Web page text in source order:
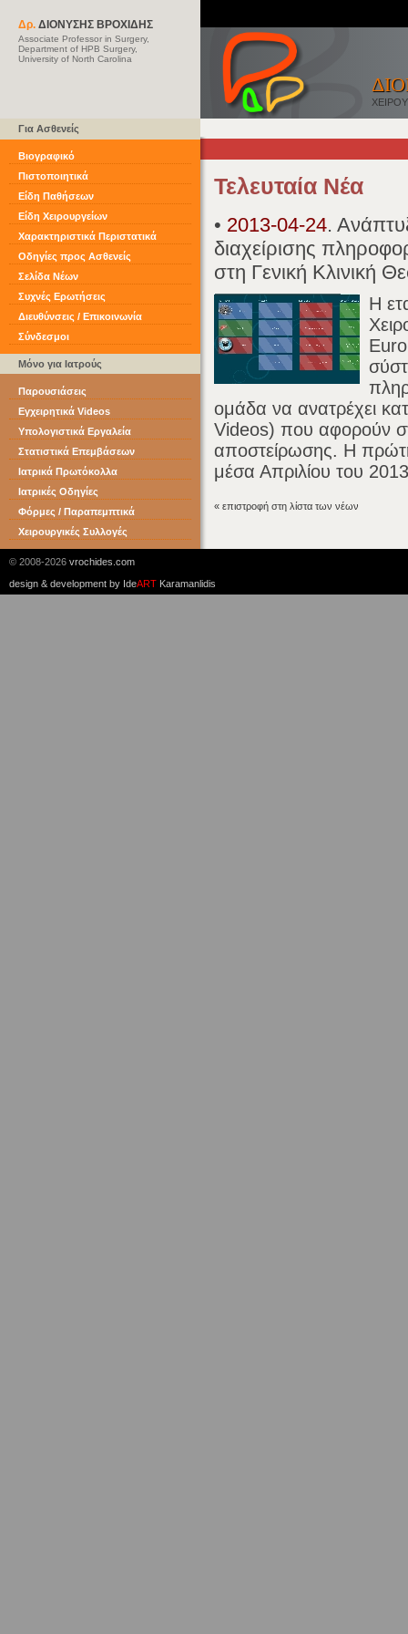
Τελευταία Νέα
• 2013-04-24.
διαχείρισης
στη Γενική Κλινική
Η
ομάδα να ανατρέχει
Videos) που αφορούν
αποστείρωσης. Η
μέσα Απριλίου του
« επιστροφή στη λίστα των νέων
Δρ. ΔΙΟΝΥΣΗΣ ΒΡΟΧΙΔΗΣ
Associate Professor in Surgery,
Department of HPB Surgery,
University of North Carolina
Για Ασθενείς
Βιογραφικό
Πιστοποιητικά
Είδη Παθήσεων
Είδη Χειρουργείων
Χαρακτηριστικά Περιστατικά
Οδηγίες προς Ασθενείς
Σελίδα Νέων
Συχνές Ερωτήσεις
Διευθύνσεις / Επικοινωνία
Σύνδεσμοι
Μόνο για Ιατρούς
Παρουσιάσεις
Εγχειρητικά Videos
Υπολογιστικά Εργαλεία
Στατιστικά Επεμβάσεων
Ιατρικά Πρωτόκολλα
Ιατρικές Οδηγίες
Φόρμες / Παραπεμπτικά
Χειρουργικές Συλλογές
© 2008-2026 vrochides.com
design & development by IdeART Karamanlidis